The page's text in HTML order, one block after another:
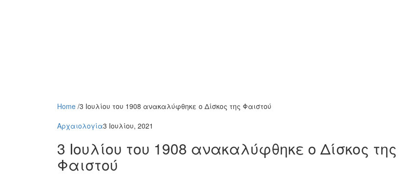
Home /3 Ιουλίου του 1908 ανακαλύφθηκε ο Δίσκος της Φαιστού
Αρχαιολογία3 Ιουλίου, 2021
3 Ιουλίου του 1908 ανακαλύφθηκε ο Δίσκος της
Φαιστού